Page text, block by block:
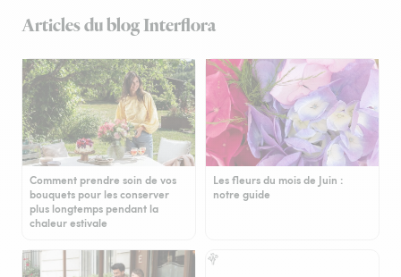
Articles du blog Interflora
Comment prendre soin de vos
bouquets pour les conserver
plus longtemps pendant la
chaleur estivale
Les fleurs du mois de Juin :
notre guide